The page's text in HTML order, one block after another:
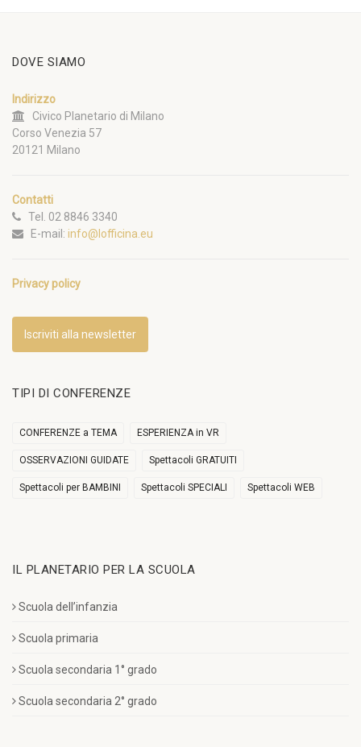
DOVE SIAMO
Indirizzo
Civico Planetario di Milano
Corso Venezia 57
20121 Milano
Contatti
Tel. 02 8846 3340
E-mail: info@lofficina.eu
Privacy policy
Iscriviti alla newsletter
TIPI DI CONFERENZE
CONFERENZE a TEMA ESPERIENZA in VR
OSSERVAZIONI GUIDATE Spettacoli GRATUITI
Spettacoli per BAMBINI Spettacoli SPECIALI Spettacoli WEB
IL PLANETARIO PER LA SCUOLA
Scuola dell’infanzia
Scuola primaria
Scuola secondaria 1° grado
Scuola secondaria 2° grado